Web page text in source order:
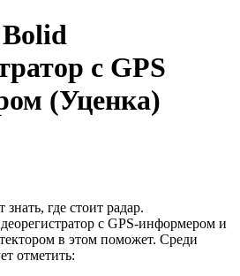
c GPS
(Уценка)
где стоит радар.
с GPS-информером и
в этом поможет. Среди
отметить: